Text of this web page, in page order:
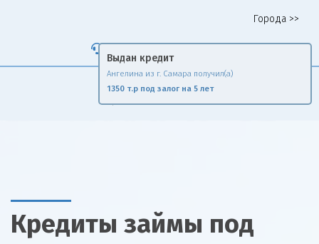
Города >>
Fin Rise
Кредиты займы под
Выдан кредит
Ангелина из г. Самара получил(а)
1350 т.р под залог на 5 лет